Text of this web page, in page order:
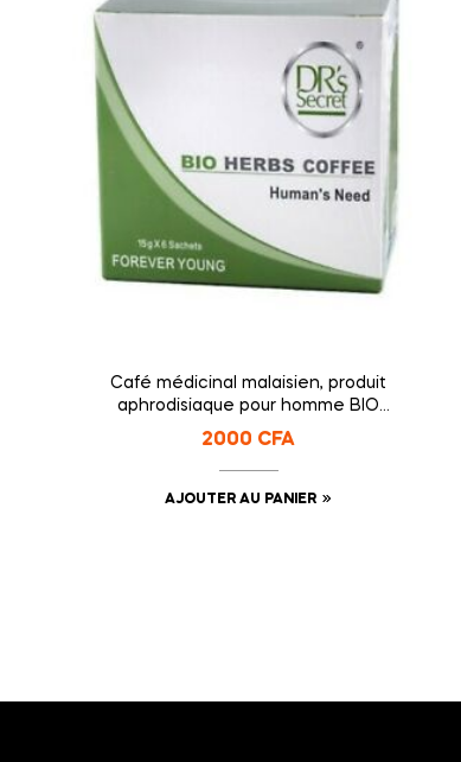
Café médicinal malaisien, produit
aphrodisiaque pour homme BIO
HERBS COFFEE 70g
2000 CFA
AJOUTER AU PANIER